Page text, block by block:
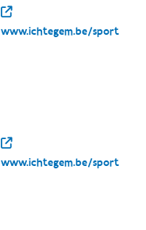
www.ichtegem.be/sport
www.ichtegem.be/sport